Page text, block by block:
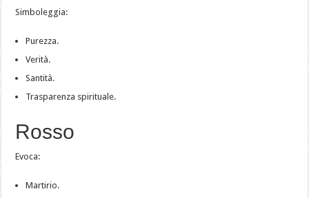
Simboleggia:
Purezza.
Verità.
Santità.
Trasparenza spirituale.
Rosso
Evoca:
Martirio.